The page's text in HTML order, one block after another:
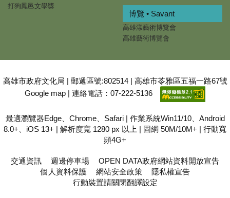
打狗鳳邑文學獎
博覽 • Savant
高雄漾藝術博覽會
高雄藝術博覽會
高雄市政府文化局 | 郵遞區號:802514 | 高雄市苓雅區五福一路67號
Google map | 連絡電話：07-222-5136
最適瀏覽器Edge、Chrome、Safari | 作業系統Win11/10、Android
8.0+、iOS 13+ | 解析度寬 1280 px 以上 | 固網 50M/10M+ | 行動寬
頻4G+
交通資訊 週邊停車場
OPEN DATA政府網站資料開放宣告
個人資料保護
網站安全政策
隱私權宣告
行動裝置請關閉翻譯設定